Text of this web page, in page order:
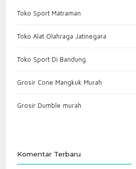
Toko Sport Matraman
Toko Alat Olahraga Jatinegara
Toko Sport Di Bandung
Grosir Cone Mangkuk Murah
Grosir Dumble murah
Komentar Terbaru